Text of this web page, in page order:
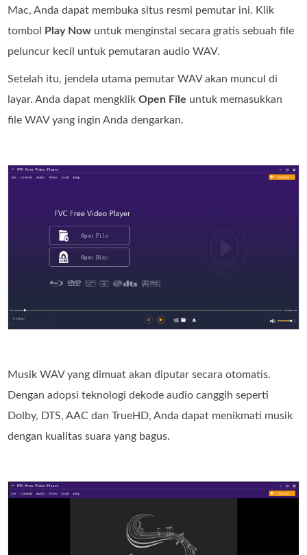
Mac, Anda dapat membuka situs resmi pemutar ini. Klik
tombol
Play Now untuk menginstal secara gratis sebuah file
peluncur kecil untuk pemutaran audio WAV.
Setelah itu, jendela utama pemutar WAV akan muncul di
layar. Anda dapat mengklikOpen File untuk memasukkan
file WAV yang ingin Anda dengarkan.
Musik WAV yang dimuat akan diputar secara otomatis.
Dengan adopsi teknologi dekode audio canggih seperti
Dolby, DTS, AAC dan TrueHD, Anda dapat menikmati musik
dengan kualitas suara yang bagus.